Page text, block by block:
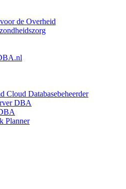
de Overheid
Cloud Databasebeheerder
DBA
Planner